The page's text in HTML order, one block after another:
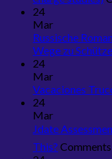
24
Mar
Russische
Wege zu
24
Mar
Vacaciones
24
Mar
Jdate
This?